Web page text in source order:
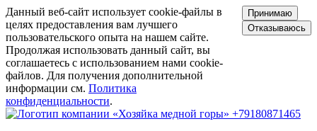
Данный веб-сайт использует cookie-файлы в
целях предоставления вам лучшего
пользовательского опыта на нашем сайте.
Продолжая использовать данный сайт, вы
соглашаетесь с использованием нами cookie-
файлов. Для получения дополнительной
информации см. Политика
конфиденциальности.
Принимаю
Отказываюсь
+79180871465